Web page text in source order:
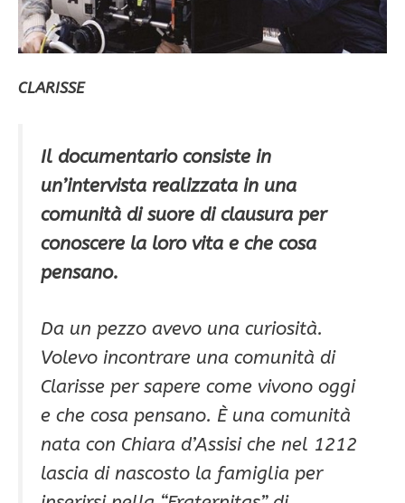
CLARISSE
Il documentario consiste in
un’intervista realizzata in una
comunità di suore di clausura per
conoscere la loro vita e che cosa
pensano.
Da un pezzo avevo una curiosità.
Volevo incontrare una comunità di
Clarisse per sapere come vivono oggi
e che cosa pensano. È una comunità
nata con Chiara d’Assisi che nel 1212
lascia di nascosto la famiglia per